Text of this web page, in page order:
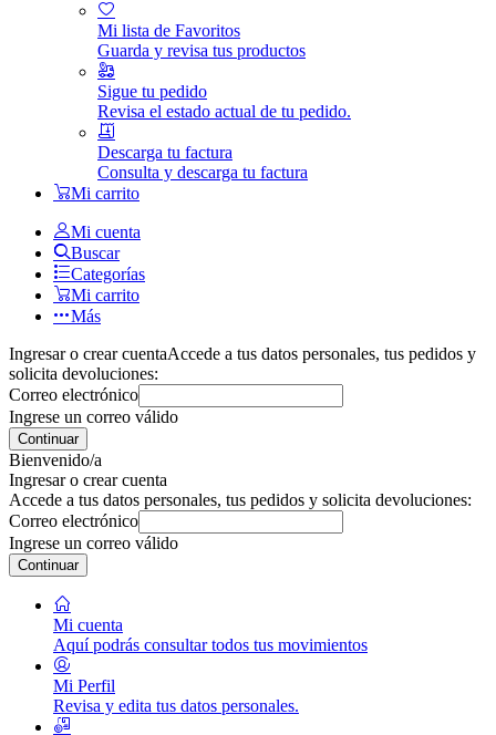
Mi lista de Favoritos
Guarda y revisa tus productos
Sigue tu pedido
Revisa el estado actual de tu pedido.
Descarga tu factura
Consulta y descarga tu factura
Mi carrito
Mi cuenta
Buscar
Categorías
Mi carrito
Más
Ingresar o crear cuentaAccede a tus datos personales, tus pedidos y
solicita devoluciones:
Correo electrónico
Ingrese un correo válido
Continuar
Bienvenido/a
Ingresar o crear cuenta
Accede a tus datos personales, tus pedidos y solicita devoluciones:
Correo electrónico
Ingrese un correo válido
Continuar
Mi cuenta
Aquí podrás consultar todos tus movimientos
Mi Perfil
Revisa y edita tus datos personales.